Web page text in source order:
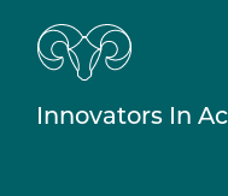
Innovators In